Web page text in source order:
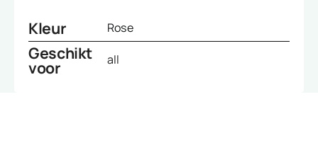
Kleur Rose
Geschikt
voor all